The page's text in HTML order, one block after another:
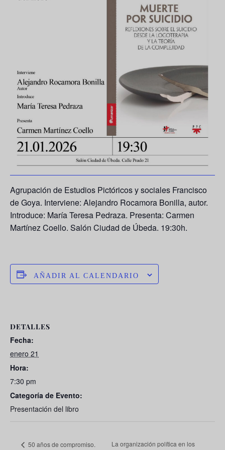
Agrupación de Estudios Pictóricos y sociales Francisco
de Goya. Interviene: Alejandro Rocamora Bonilla, autor.
Introduce: María Teresa Pedraza. Presenta: Carmen
Martínez Coello. Salón Ciudad de Úbeda. 19:30h.
AÑADIR AL CALENDARIO
DETALLES
Fecha:
enero 21
Hora:
7:30 pm
Categoría de Evento:
Presentación del libro
50 años de compromiso. La organización política en los